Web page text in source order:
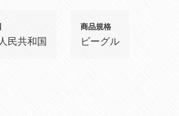
民共和国
商品規格
ビーグル